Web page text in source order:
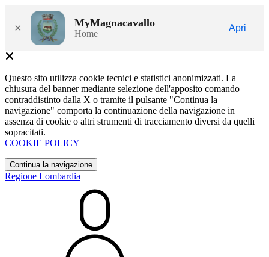
× MyMagnacavallo
Home
Apri
Questo sito utilizza cookie tecnici e statistici anonimizzati. La
chiusura del banner mediante selezione dell'apposito comando
contraddistinto dalla X o tramite il pulsante "Continua la
navigazione" comporta la continuazione della navigazione in
assenza di cookie o altri strumenti di tracciamento diversi da quelli
sopracitati.
COOKIE POLICY
Continua la navigazione
Regione Lombardia